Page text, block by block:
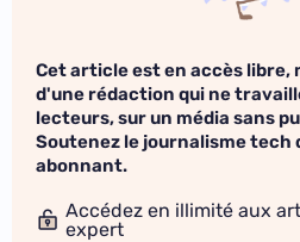
Cet article est en accès libre,
d'une rédaction qui ne
lecteurs, sur un média sans
Soutenez le journalisme tech
abonnant.
Accédez en illimité aux
expert